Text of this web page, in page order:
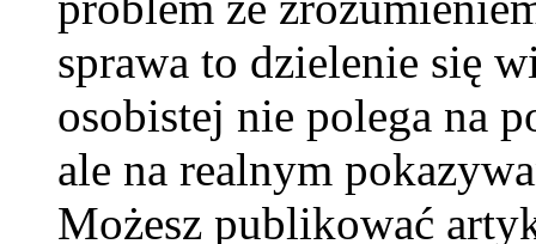
sprawa to dzielenie się
osobistej nie polega na
ale na realnym
Możesz publikować